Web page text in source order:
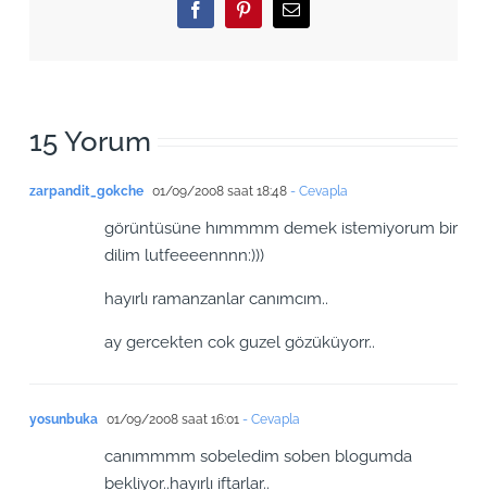
FacebookPinterestEmail
15 Yorum
zarpandit_gokche 01/09/2008 saat 18:48- Cevapla
görüntüsüne hımmmm demek istemiyorum bir
dilim lutfeeeennnn:)))
hayırlı ramanzanlar canımcım..
ay gercekten cok guzel gözüküyorr..
yosunbuka 01/09/2008 saat 16:01- Cevapla
canımmmm sobeledim soben blogumda
bekliyor..hayırlı iftarlar..